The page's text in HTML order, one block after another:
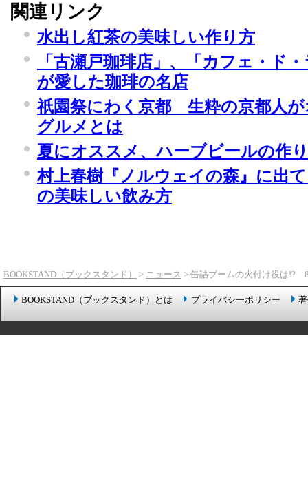
関連リンク
水出し紅茶の美味しい作り方
「古瀬戸珈琲店」、「カフェ・ド
が愛した珈琲の名店
祇園祭にわく京都 生粋の京都人
グルメとは
夏にオススメ、ハーブビールの作
村上春樹『ノルウェイの森』に出
の美味しい飲み方
BOOKSTAND（ブックスタンド） > ニュース > 缶詰ブームの火付け役は!?
BOOKSTAND（ブックスタンド）とは プライバシーポリシー